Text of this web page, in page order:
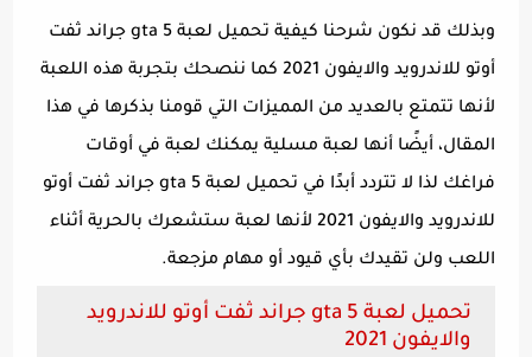
وبذلك قد نكون شرحنا كيفية تحميل لعبة gta 5 جراند ثفت
أوتو للاندرويد والايفون 2021 كما ننصحك بتجربة هذه اللعبة
لأنها تتمتع بالعديد من المميزات التي قومنا بذكرها في هذا
المقال، أيضًا أنها لعبة مسلية يمكنك لعبة في أوقات
فراغك لذا لا تتردد أبدًا في تحميل لعبة gta 5 جراند ثفت أوتو
للاندرويد والايفون 2021 لأنها لعبة ستشعرك بالحرية أثناء
اللعب ولن تقيدك بأي قيود أو مهام مزجعة.
تحميل لعبة gta 5 جراند ثفت أوتو للاندرويد
والايفون 2021